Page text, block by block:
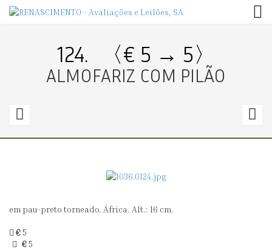
124. 〈€ 5 → 5〉
ALMOFARIZ COM PILÃO
〈€
MÁSCARA
TRIBAL
em pau-preto torneado. África. Alt.: 16 cm.
€5
€5